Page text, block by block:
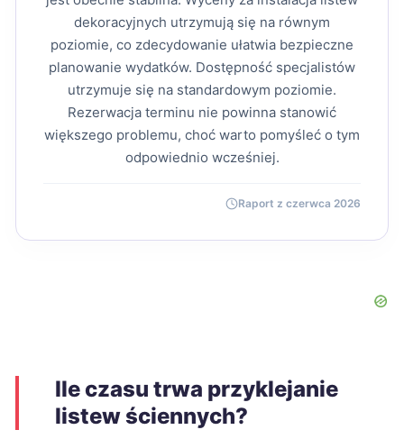
dekoracyjnych utrzymują się na równym
poziomie, co zdecydowanie ułatwia bezpieczne
planowanie wydatków. Dostępność specjalistów
utrzymuje się na standardowym poziomie.
Rezerwacja terminu nie powinna stanowić
większego problemu, choć warto pomyśleć o tym
odpowiednio wcześniej.
Raport z czerwca 2026
Ile czasu trwa przyklejanie
listew ściennych?